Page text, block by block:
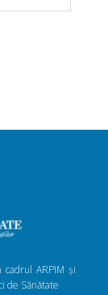
ARPIM și
de Sănătate